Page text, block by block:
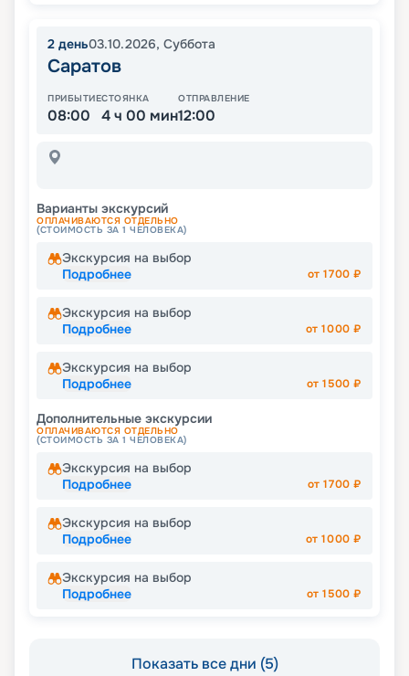
2 день03.10.2026, Суббота
Саратов
ПРИБЫТИЕ
08:00
СТОЯНКА
4 ч 00 мин
ОТПРАВЛЕНИЕ
12:00
Варианты экскурсий
ОПЛАЧИВАЮТСЯ ОТДЕЛЬНО
(СТОИМОСТЬ ЗА 1 ЧЕЛОВЕКА)
Экскурсия на выбор
Подробнее
от1700 ₽
Экскурсия на выбор
Подробнее
от1000 ₽
Экскурсия на выбор
Подробнее
от1500 ₽
Дополнительные экскурсии
ОПЛАЧИВАЮТСЯ ОТДЕЛЬНО
(СТОИМОСТЬ ЗА 1 ЧЕЛОВЕКА)
Экскурсия на выбор
Подробнее
от1700 ₽
Экскурсия на выбор
Подробнее
от1000 ₽
Экскурсия на выбор
Подробнее
от1500 ₽
Показать все дни (5)